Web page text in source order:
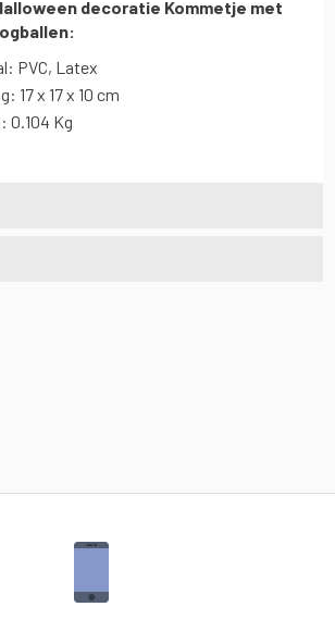
decoratie Kommetje met
PVC, Latex
17 x 17 x 10 cm
0.104 Kg